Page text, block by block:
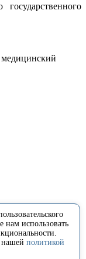
нам использовать
нашей политикой
медицинский